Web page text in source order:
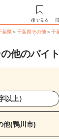
後で見る
葉県＞千葉県その他＞千
他のバイ
他(鴨川市)